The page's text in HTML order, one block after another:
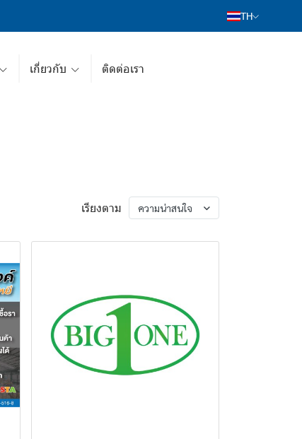
TH
เกี่ยวกับ ติดต่อเรา
เรียงตาม ความน่าสนใจ